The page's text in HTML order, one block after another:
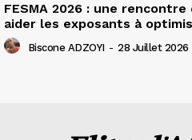
FESMA 2026 : une
aider les exposants à
Biscone ADZOYI - 28 Juillet 2026